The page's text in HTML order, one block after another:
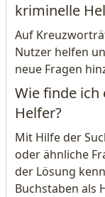
kriminelle
Auf
Nutzer helfen
neue Fragen
Wie finde
Helfer?
Mit Hilfe der
oder ähnliche
der Lösung
Buchstaben als